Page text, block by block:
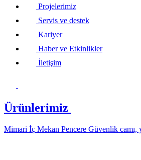
Projelerimiz
Servis ve destek
Kariyer
Haber ve Etkinlikler
İletişim
Ürünlerimiz
Mimari İç Mekan Pencere Güvenlik camı,